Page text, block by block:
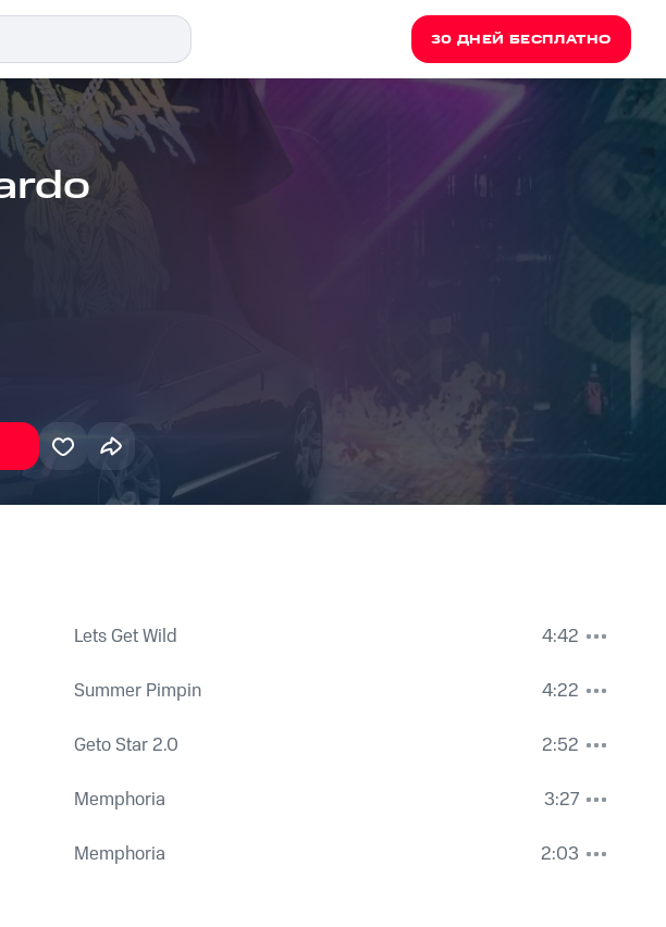
30 ДНЕЙ БЕСПЛАТНО
Lets Get Wild
4:42
Summer Pimpin
4:22
Geto Star 2.0
2:52
Memphoria
3:27
Memphoria 2:03